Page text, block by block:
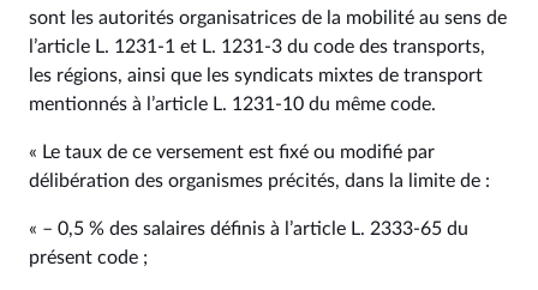
sont les autorités organisatrices de la mobilité au sens de
l’article L. 1231‑1 et L. 1231‑3 du code des transports,
les régions, ainsi que les syndicats mixtes de transport
mentionnés à l’article L. 1231‑10 du même code.
« Le taux de ce versement est fixé ou modifié par
délibération des organismes précités, dans la limite de :
« – 0,5 % des salaires définis à l’article L. 2333‑65 du
présent code ;